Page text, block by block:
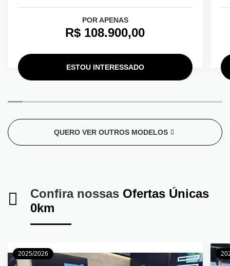
POR APENAS
R$ 108.900,00
ESTOU INTERESSADO
QUERO VER OUTROS MODELOS
Confira nossas Ofertas Únicas
0km
2025/2026